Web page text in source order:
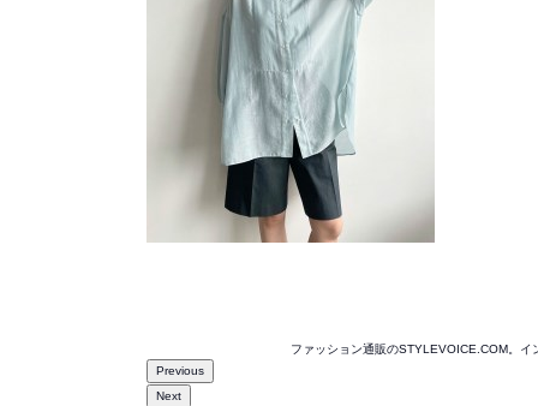
ファッション通販のSTYLEVOICE.COM。イ
Previous
Next